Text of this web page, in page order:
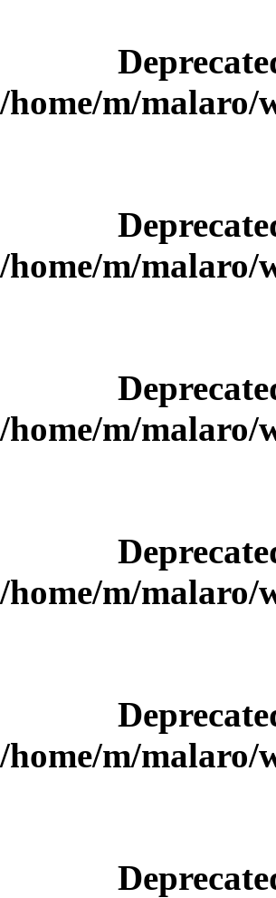
/home/m/malaro/
/home/m/malaro/
/home/m/malaro/
/home/m/malaro/
/home/m/malaro/